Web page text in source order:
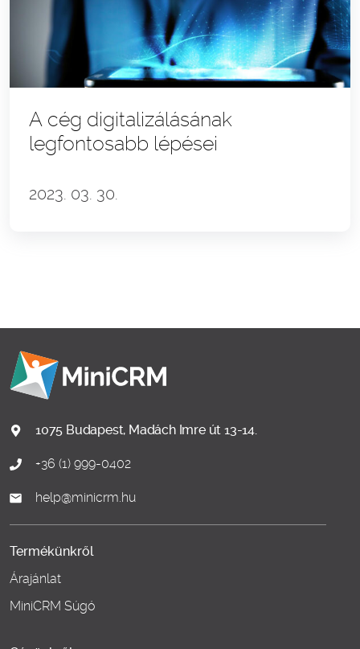
A cég digitalizálásának
legfontosabb lépései
2023. 03. 30.
1075 Budapest, Madách Imre út 13-14.
+36 (1) 999-0402
help@minicrm.hu
Termékünkről
Árajánlat
MiniCRM Súgó